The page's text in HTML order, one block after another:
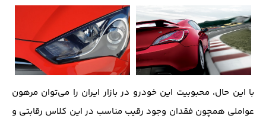
با این حال، محبوبیت این خودرو در بازار ایران را می‌توان مرهون
عواملی همچون فقدان وجود رقیب مناسب در این کلاس رقابتی و